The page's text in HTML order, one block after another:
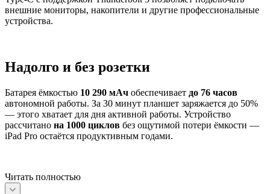
внешние мониторы, накопители и другие профессиональные
устройства.
Надолго и без розетки
Батарея ёмкостью 10 290 мАч обеспечивает до 76 часов
автономной работы. За 30 минут планшет заряжается до 50%
— этого хватает для дня активной работы. Устройство
рассчитано на 1000 циклов без ощутимой потери ёмкости —
iPad Pro остаётся продуктивным годами.
Читать полностью